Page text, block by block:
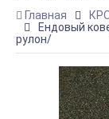
Главная
Ендовый
рулон/